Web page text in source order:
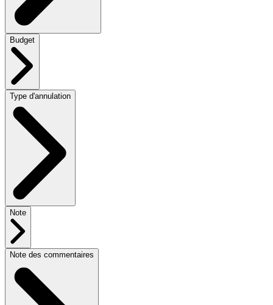
Budget
Type d'annulation
Note
Note des commentaires